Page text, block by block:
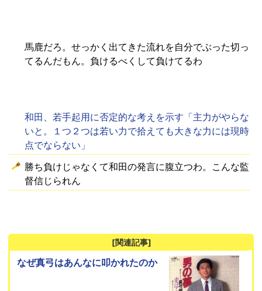
馬鹿だろ。せっかく出てきた流れを自分でぶった切っ
てるんだもん。負けるべくして負けてるわ
和田、若手起用に否定的な考えを示す「主力がやらな
いと。１つ２つは若い力で拾えても大きな力には現時
点でならない」
勝ち負けじゃなくて和田の発言に腹立つわ。こんな監
督信じられん
[関連記事]
なぜ真弓はあんなに叩かれたのか